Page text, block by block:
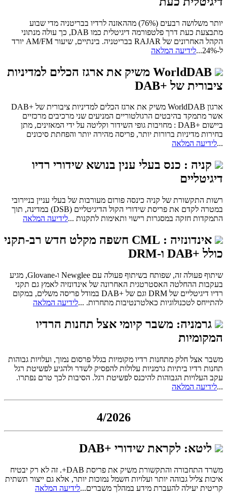
יותר משלושה רבעים (76%) מההאזנה לרדיו בבריטניה מדי שבוע
מתבצעת כעת דרך פלטפורמה דיגיטלית כמו DAB, כך עולה מנתוני
הקהל האחרונים של RAJAR בבריטניה.
בינתיים, שיעור AM/FM יורד
ל-24%
...לידיעה המלאה
WorldDAB משיק את ארגז הכלים למדיניות
ציבורית של +DAB
ארגון WorldDAB משיק את ארגז הכלים למדיניות ציבורית של +DAB
אשר מתמקד בהיבטים הרגולטוריים המניעים שני מרכיבים מרכזיים
ביישום +DAB : מחויבות גופי השידור וקליטה על ידי המאזינים, מתן
בחירות מדיניות ברורות יותר, פריסה מהירה יותר והפחתת סיכונים
...לידיעה המלאה
קניה : כנס בעלי ענין בנושא שידורי רדיו
דיגיטליים
רשות התקשורת של קניה כינסה פורום מעורבות של בעלי עניין בניירובי
במטרה לקדם את פריסת שידורי הקול הדיגיטליים (DSB) במדינה, תוך
התמקדות חזקה במסגרות רישוי ותאימות לתקנות ...לידיעה המלאה
אינדונזיה : CML חשפה מקלט חדש רב-תקני
כולל +DAB ו-DRM
שיתוף פעולה זה, שפותח בשיתוף פעולה עם Newglee ו-Glovane, מגיע
בעקבות ההחלטה האסטרטגית האחרונה של אינדונזיה לאמץ גם תקני
רדיו דיגיטליים של DRM וגם של +DAB במודל פריסה משלים, במקום
להתייחס לטכנולוגיות כאלטרנטיבות מתחרות. ...לידיעה המלאה
גרמניה: משבר קיומי אצל תחנות הרדיו
המקומיות
משבר אצל חלק מתחנות רדיו מקומיות בגלל פרסום נמוך, ועלויות גבוהות
תחנות רדיו ביתיות גרמניות עלולות להפסיק לשדר ולהגיע לפשיטת רגל
עקב העלויות הגבוהות להיכנס לפשיטת רגל. הסיבות לכך טרם נפתרו.
...לידיעה המלאה
4/2026
ליטא: לקראת שידורי +DAB
משרד התחבורה והתקשורת משיק את פריסת DAB+. זה לא רק יבטיח
איכות צליל גבוהה יותר ועלויות חשמל נמוכות יותר, אלא גם ייצור תשתית
קריטית יעילה להעברת מידע במהלך משברים...לידיעה המלאה